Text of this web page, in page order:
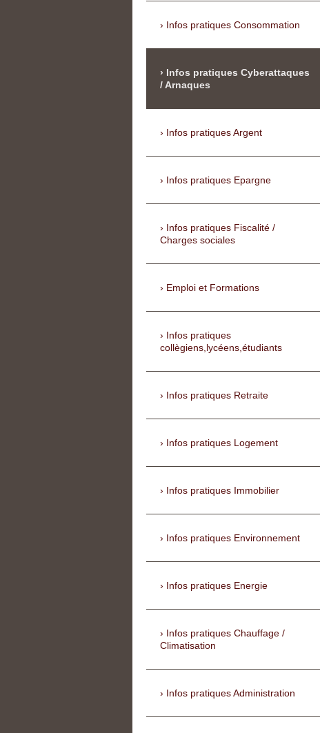
Infos pratiques Consommation
Infos pratiques Cyberattaques
/ Arnaques
Infos pratiques Argent
Infos pratiques Epargne
Infos pratiques Fiscalité /
Charges sociales
Emploi et Formations
Infos pratiques
collègiens,lycéens,étudiants
Infos pratiques Retraite
Infos pratiques Logement
Infos pratiques Immobilier
Infos pratiques Environnement
Infos pratiques Energie
Infos pratiques Chauffage /
Climatisation
Infos pratiques Administration